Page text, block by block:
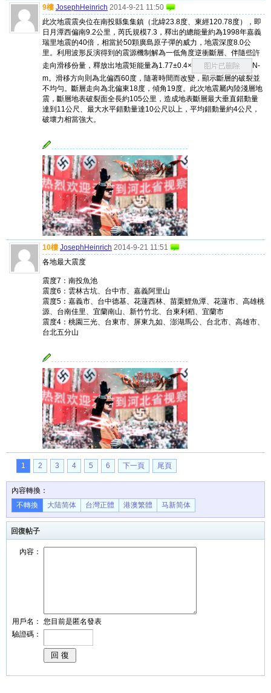
9樓 JosephHeinrich 2014-9-21 11:50
此次地震震央位在南投縣集集鎮（北緯23.8度、東經120.78度），即
日月潭西偏南9.2公里，芮氏規模7.3，釋出的總能量約為1998年嘉義
瑞里地震的40倍，相當於50顆廣島原子彈的威力，地震深度8.0公
里。利用波形反演得到的震源機制解為一低角度逆衝斷層、伴隨些許
走向滑移份量，釋放出地震矩能量為1.77±0.4×
N-
m。滑移方向則為北偏西60度，隨著時間而改變，顯示斷層的破裂並
不均勻。斷層走向為北偏東18度，傾角19度。此次地震屬內陸淺層地
震，斷層地表破裂面全長約105公里，造成地表斷層最大垂直錯動量
達到11公尺、最大水平錯動量達10公尺以上，平均錯動量約4公尺，
破壞力相當強大。
10樓 JosephHeinrich 2014-9-21 11:51
各地最大震度
震度7：南投魚池
震度6：雲林古坑、台中市、嘉義阿里山
震度5：嘉義市、台中德基、花蓮西林、苗栗鯉魚潭、花蓮市、高雄桃
源、台南佳里、宜蘭南山、新竹竹北、台東利稻、宜蘭市
震度4：桃園三光、台東市、屏東九如、澎湖馬公、台北市、高雄市、
台北五分山
1 2 3 4 5 6 下一頁 尾頁
內容轉換：
不轉換
大陆简体 台灣正體 港澳繁體 马新简体
回復帖子
內容：
用戶名：
您目前是匿名發表
驗證碼：